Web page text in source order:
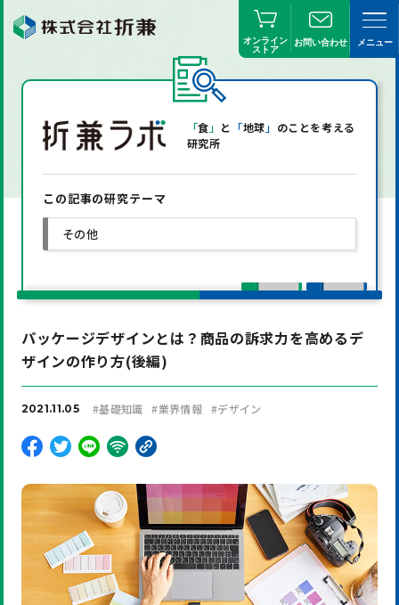
オンライン
ストア
お問い合わせ メニュー
「食 」 と 「地球 」 のことを考える
研究所
この記事の研究テーマ
その他
パッケージデザインとは？商品の訴求力を高めるデ
ザインの作り方(後編)
2021.11.05 #基礎知識 #業界情報 #デザイン